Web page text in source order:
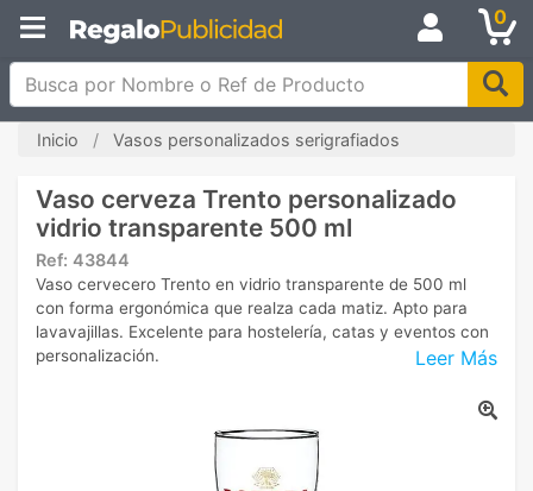
0
Busca por Nombre o Ref de Producto
Inicio Vasos personalizados serigrafiados
Vaso cerveza Trento personalizado
vidrio transparente 500 ml
Ref: 43844
Leer Más
Vaso cervecero Trento en vidrio transparente de 500 ml
con forma ergonómica que realza cada matiz. Apto para
lavavajillas. Excelente para hostelería, catas y eventos con
personalización.